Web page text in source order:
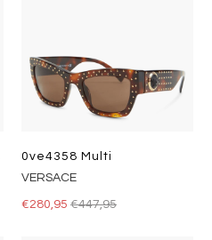
0ve4358 Multi
VERSACE
€280,95 €447,95